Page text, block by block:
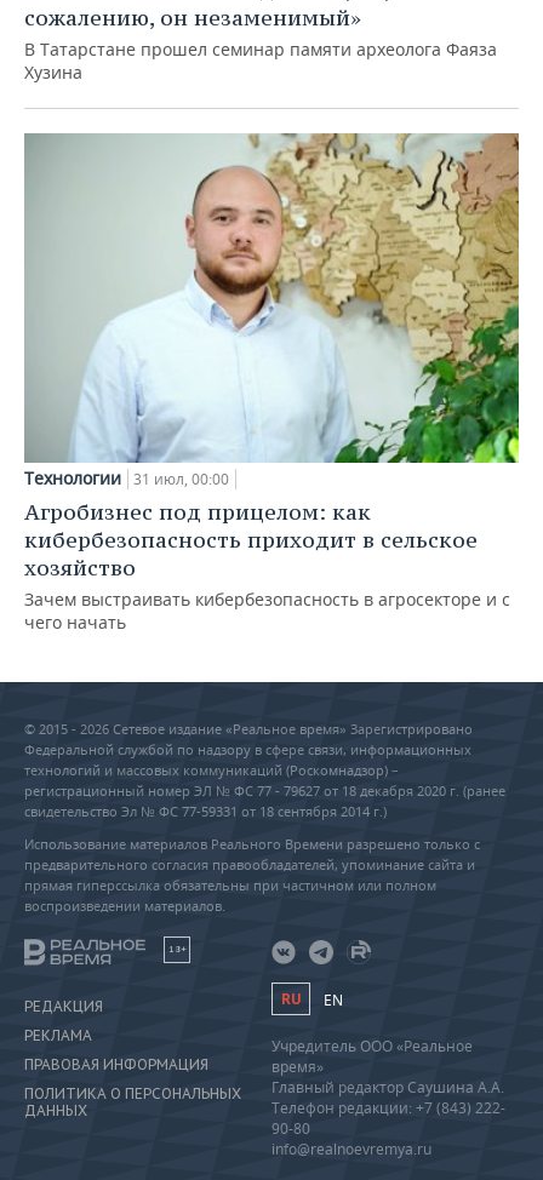
сожалению, он незаменимый»
В Татарстане прошел семинар памяти археолога Фаяза
Хузина
Технологии 31 июл, 00:00
Агробизнес под прицелом: как
кибербезопасность приходит в сельское
хозяйство
Зачем выстраивать кибербезопасность в агросекторе и с
чего начать
© 2015 - 2026 Сетевое издание «Реальное время» Зарегистрировано
Федеральной службой по надзору в сфере связи, информационных
технологий и массовых коммуникаций (Роскомнадзор) –
регистрационный номер ЭЛ № ФС 77 - 79627 от 18 декабря 2020 г. (ранее
свидетельство Эл № ФС 77-59331 от 18 сентября 2014 г.)
Использование материалов Реального Времени разрешено только с
предварительного согласия правообладателей, упоминание сайта и
прямая гиперссылка обязательны при частичном или полном
воспроизведении материалов.
18+
РЕДАКЦИЯ
РЕКЛАМА
ПРАВОВАЯ ИНФОРМАЦИЯ
ПОЛИТИКА О ПЕРСОНАЛЬНЫХ
ДАННЫХ
RU EN
Учредитель ООО «Реальное
время»
Главный редактор Саушина А.А.
Телефон редакции: +7 (843) 222-
90-80
info@realnoevremya.ru